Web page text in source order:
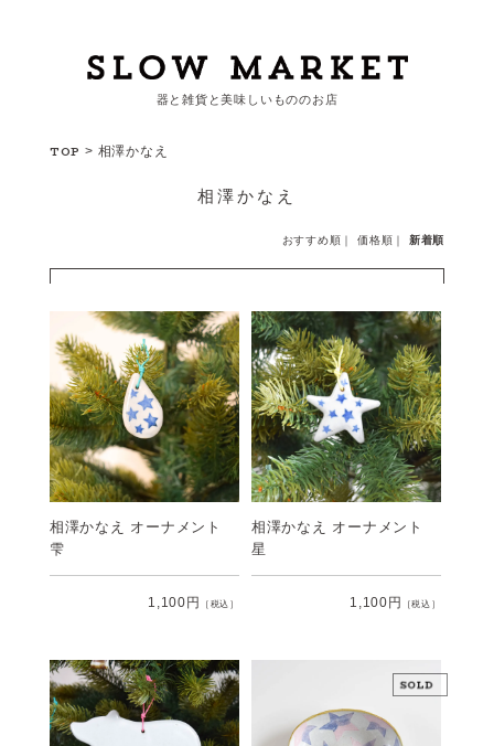
カートを見る
カテゴリーから探す
会員登録
ログイン
お問い合わせ
ショップからのお知らせ
器と雑貨と美味しいもののお店
TOP > 相澤かなえ
相澤かなえ
おすすめ順 ｜価格順 ｜ 新着順
相澤かなえ オーナメント
雫
1,100円 ［税込］
相澤かなえ オーナメント
星
1,100円 ［税込］